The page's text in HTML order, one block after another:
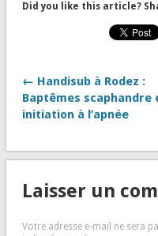
Did you like this article?
← Handisub à Rodez :
Baptêmes scaphandre
initiation à l’apnée
Laisser un
Votre adresse e-mail ne sera